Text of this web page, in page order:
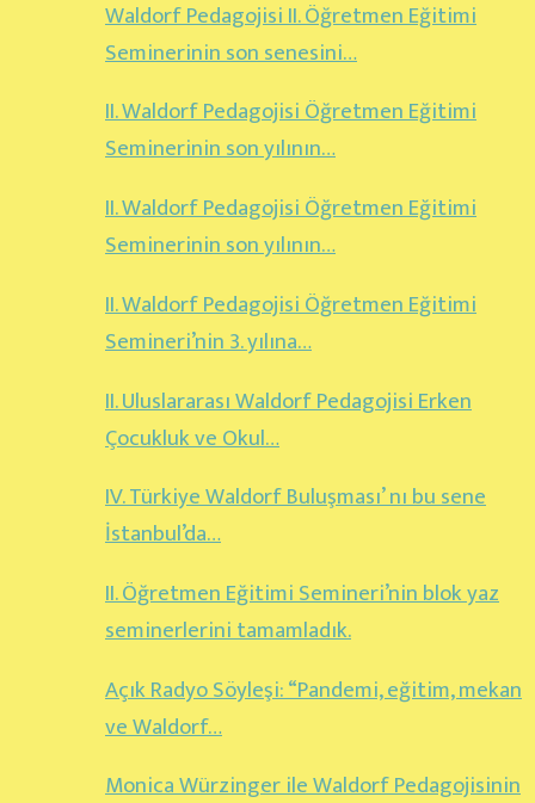
Waldorf Pedagojisi II. Öğretmen Eğitimi
Seminerinin son senesini…
II. Waldorf Pedagojisi Öğretmen Eğitimi
Seminerinin son yılının…
II. Waldorf Pedagojisi Öğretmen Eğitimi
Seminerinin son yılının…
II. Waldorf Pedagojisi Öğretmen Eğitimi
Semineri’nin 3. yılına…
II. Uluslararası Waldorf Pedagojisi Erken
Çocukluk ve Okul…
IV. Türkiye Waldorf Buluşması’ nı bu sene
İstanbul’da…
II. Öğretmen Eğitimi Semineri’nin blok yaz
seminerlerini tamamladık.
Açık Radyo Söyleşi: “Pandemi, eğitim, mekan
ve Waldorf…
Monica Würzinger ile Waldorf Pedagojisinin